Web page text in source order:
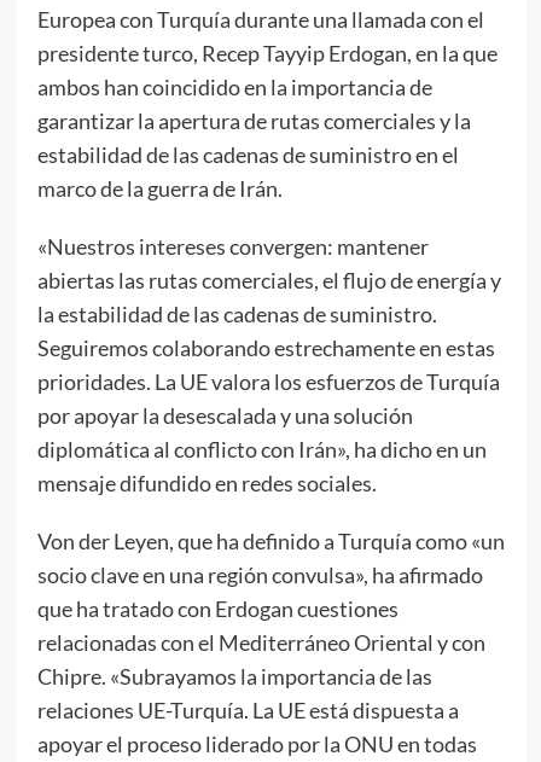
Europea con Turquía durante una llamada con el
presidente turco, Recep Tayyip Erdogan, en la que
ambos han coincidido en la importancia de
garantizar la apertura de rutas comerciales y la
estabilidad de las cadenas de suministro en el
marco de la guerra de Irán.
«Nuestros intereses convergen: mantener
abiertas las rutas comerciales, el flujo de energía y
la estabilidad de las cadenas de suministro.
Seguiremos colaborando estrechamente en estas
prioridades. La UE valora los esfuerzos de Turquía
por apoyar la desescalada y una solución
diplomática al conflicto con Irán», ha dicho en un
mensaje difundido en redes sociales.
Von der Leyen, que ha definido a Turquía como «un
socio clave en una región convulsa», ha afirmado
que ha tratado con Erdogan cuestiones
relacionadas con el Mediterráneo Oriental y con
Chipre. «Subrayamos la importancia de las
relaciones UE-Turquía. La UE está dispuesta a
apoyar el proceso liderado por la ONU en todas